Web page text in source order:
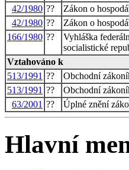
42/1980 ??
Zákon o
42/1980 ??
Zákon o
166/1980 ??
Vyhláška
socialistické
Vztahováno k
513/1991 ??
Obchodní
513/1991 ??
Obchodní
63/2001 ?? Úplné znění
Hlavní